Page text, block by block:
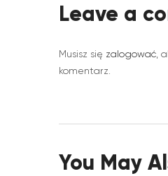
Leave a
Musisz się zalogować ,
komentarz.
You May